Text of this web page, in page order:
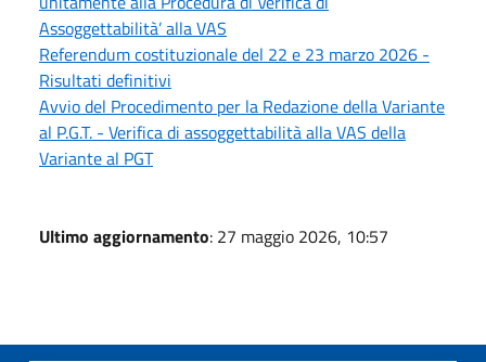
Assoggettabilità’ alla VAS
Referendum costituzionale del 22 e 23 marzo 2026 -
Risultati definitivi
Avvio del Procedimento per la Redazione della Variante
al P.G.T. - Verifica di assoggettabilità alla VAS della
Variante al PGT
Ultimo aggiornamento: 27 maggio 2026, 10:57